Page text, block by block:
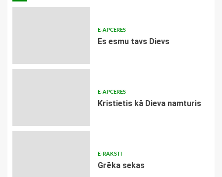
E-APCERES
Es esmu tavs Dievs
E-APCERES
Kristietis kā Dieva namturis
E-RAKSTI
Grēka sekas